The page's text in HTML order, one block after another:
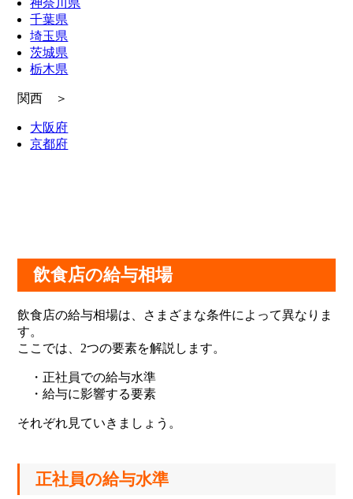
神奈川県
千葉県
埼玉県
茨城県
栃木県
関西 ＞
大阪府
京都府
飲食店の給与相場
飲食店の給与相場は、さまざまな条件によって異なりま
す。
ここでは、2つの要素を解説します。
・正社員での給与水準
・給与に影響する要素
それぞれ見ていきましょう。
正社員の給与水準